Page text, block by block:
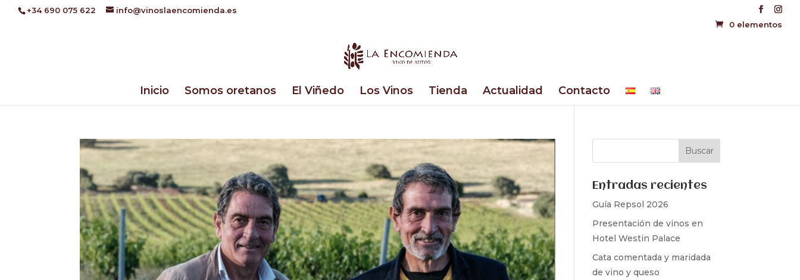
+34 690 075 622
info@vinoslaencomienda.es
0 elementos
Inicio Somos oretanos El Viñedo Los Vinos Tienda Actualidad Contacto
Entradas recientes
Guía Repsol 2026
Presentación de vinos en
Hotel Westin Palace
Cata comentada y maridada
de vino y queso